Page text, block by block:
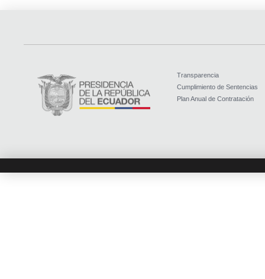
Transparencia
Cumplimiento de Sentencias
Plan Anual de Contratación